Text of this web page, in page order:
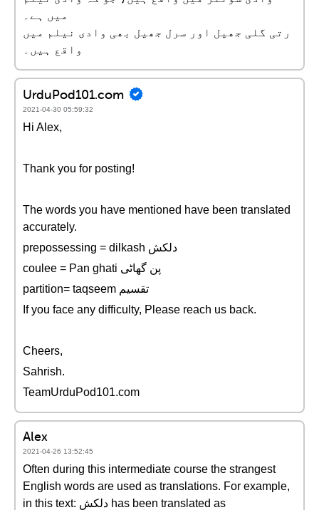
میں ہے۔
رتی گلی جھیل اور سرل جھیل بھی وادی نیلم میں
واقع ہیں۔
UrduPod101.com
2021-04-30 05:59:32
Hi Alex,
Thank you for posting!
The words you have mentioned have been translated
accurately.
prepossessing = dilkash دلکش
coulee = Pan ghati پن گھاٹی
partition= taqseem تقسیم
If you face any difficulty, Please reach us back.
Cheers,
Sahrish.
TeamUrduPod101.com
Alex
2021-04-26 13:52:45
Often during this intermediate course the strangest
English words are used as translations. For example,
in this text: دلکش has been translated as